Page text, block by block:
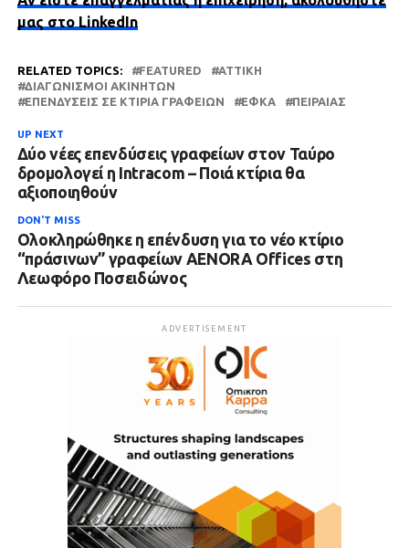
μας στο LinkedIn
RELATED TOPICS: FEATURED
ΑΤΤΙΚΗ
ΔΙΑΓΩΝΙΣΜΟΊ ΑΚΙΝΉΤΩΝ
ΕΠΕΝΔΎΣΕΙΣ ΣΕ ΚΤΊΡΙΑ ΓΡΑΦΕΊΩΝ
ΕΦΚΑ ΠΕΙΡΑΙΆΣ
UP NEXT
Δύο νέες επενδύσεις γραφείων στον Ταύρο
δρομολογεί η Intracom – Ποιά κτίρια θα
αξιοποιηθούν
DON'T MISS
Ολοκληρώθηκε η επένδυση για το νέο κτίριο
“πράσινων” γραφείων AENORA Offices στη
Λεωφόρο Ποσειδώνος
ADVERTISEMENT